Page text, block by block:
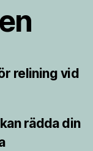
relining vid
rädda din